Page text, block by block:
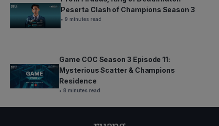
Peserta Clash of Champions Season 3
• 9 minutes read
Game COC Season 3 Episode 11:
Mysterious Scatter & Champions
Residence
• 8 minutes read